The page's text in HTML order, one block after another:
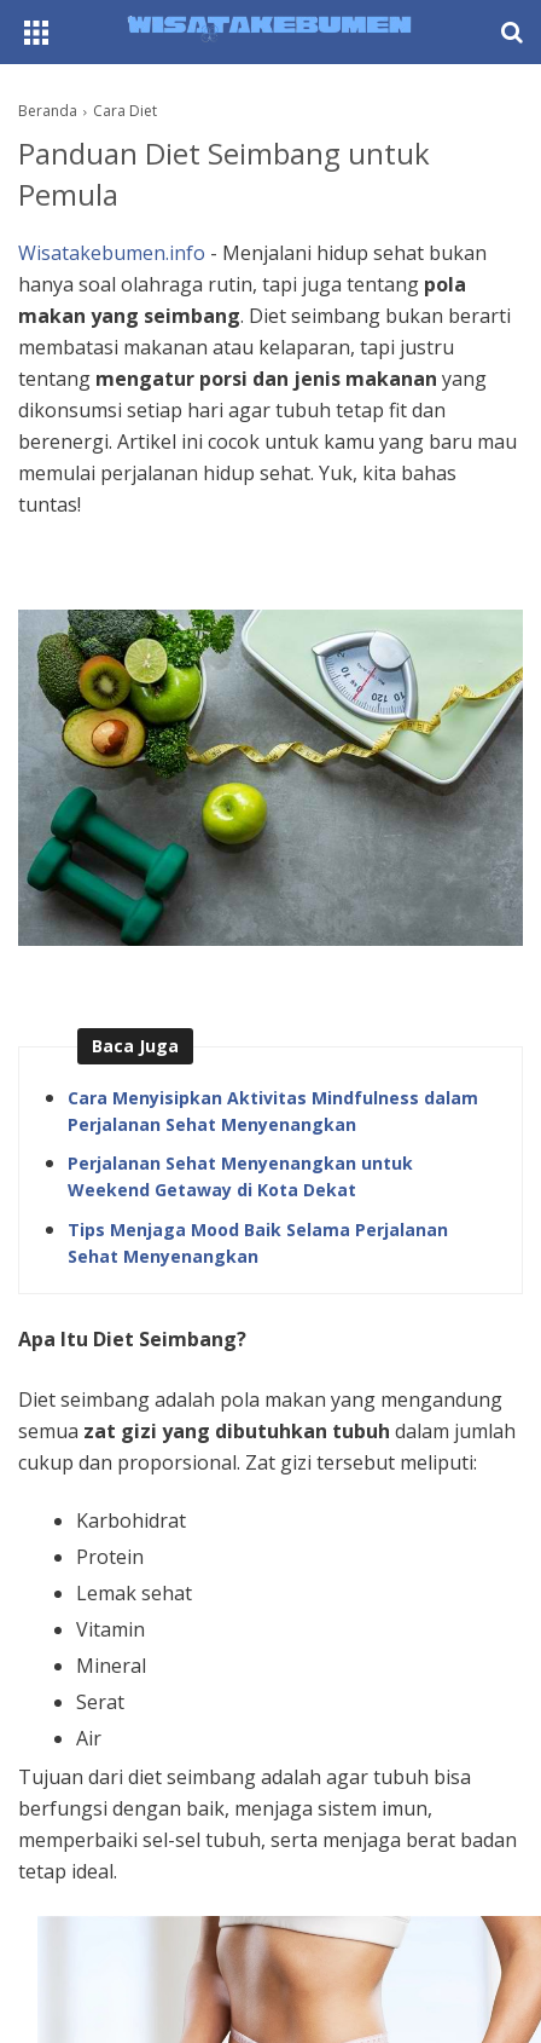
Beranda Cara Diet
Panduan Diet Seimbang untuk
Pemula
Wisatakebumen.info - Menjalani hidup sehat bukan
hanya soal olahraga rutin, tapi juga tentang pola
makan yang seimbang. Diet seimbang bukan berarti
membatasi makanan atau kelaparan, tapi justru
tentang mengatur porsi dan jenis makanan yang
dikonsumsi setiap hari agar tubuh tetap fit dan
berenergi. Artikel ini cocok untuk kamu yang baru mau
memulai perjalanan hidup sehat. Yuk, kita bahas
tuntas!
Baca Juga
Cara Menyisipkan Aktivitas Mindfulness dalam
Perjalanan Sehat Menyenangkan
Perjalanan Sehat Menyenangkan untuk
Weekend Getaway di Kota Dekat
Tips Menjaga Mood Baik Selama Perjalanan
Sehat Menyenangkan
Apa Itu Diet Seimbang?
Diet seimbang adalah pola makan yang mengandung
semua zat gizi yang dibutuhkan tubuh dalam jumlah
cukup dan proporsional. Zat gizi tersebut meliputi:
Karbohidrat
Protein
Lemak sehat
Vitamin
Mineral
Serat
Air
Tujuan dari diet seimbang adalah agar tubuh bisa
berfungsi dengan baik, menjaga sistem imun,
memperbaiki sel-sel tubuh, serta menjaga berat badan
tetap ideal.